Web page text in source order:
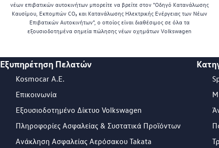
νέων επιβατικών αυτοκινήτων μπορείτε να βρείτε στον "Οδηγό Κατανάλωσης
Καυσίμου, Εκπομπών CO₂ και Κατανάλωσης Ηλεκτρικής Ενέργειας των Νέων
Επιβατικών Αυτοκινήτων", ο οποίος είναι διαθέσιμος σε όλα τα
εξουσιοδοτημένα σημεία πώλησης νέων οχημάτων Volkswagen
Footer Teaser
Εξυπηρέτηση Πελατών
Kosmocar Α.Ε.
Επικοινωνία
Εξουσιοδοτημένο Δίκτυο Volkswagen
Πληροφορίες Ασφαλείας & Συστατικά Προϊόντων
Ανάκληση Ασφαλείας Αερόσακου Takata